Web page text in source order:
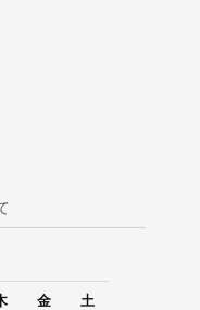
金 土